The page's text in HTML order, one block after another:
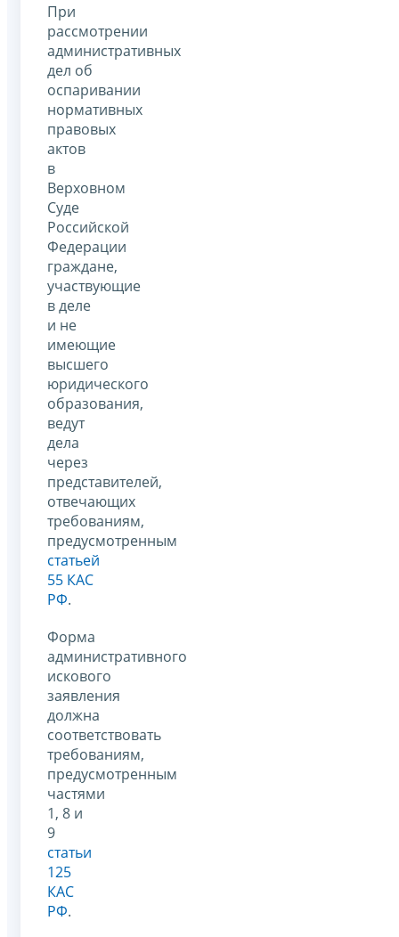
При
рассмотрении
административных
дел об
оспаривании
нормативных
правовых
актов
в
Верховном
Суде
Российской
Федерации
граждане,
участвующие
в деле
и не
имеющие
высшего
юридического
образования,
ведут
дела
через
представителей,
отвечающих
требованиям,
предусмотренным
статьей
55 КАС
РФ.
Форма
административного
искового
заявления
должна
соответствовать
требованиям,
предусмотренным
частями
1, 8 и
9
статьи
125
КАС
РФ.